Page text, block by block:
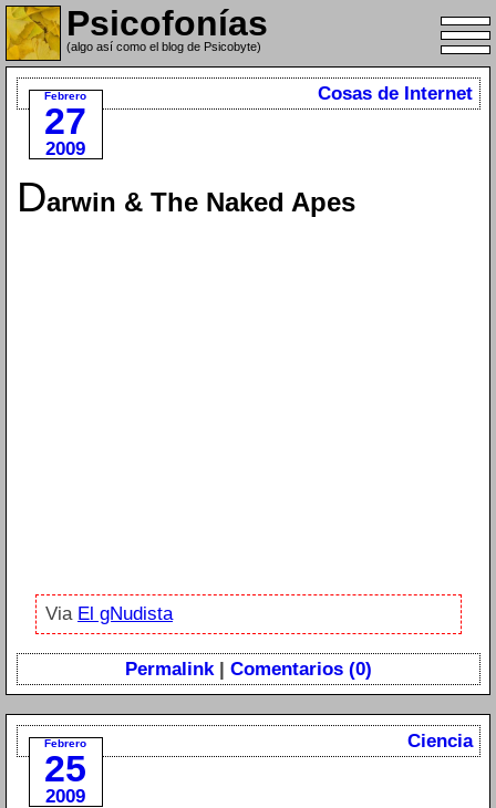
Psicofonías
(algo así como el blog de Psicobyte)
Febrero
27
2009
Cosas de Internet
Darwin & The Naked Apes
Via El gNudista
Permalink| Comentarios (0)
Febrero
25
2009
Ciencia